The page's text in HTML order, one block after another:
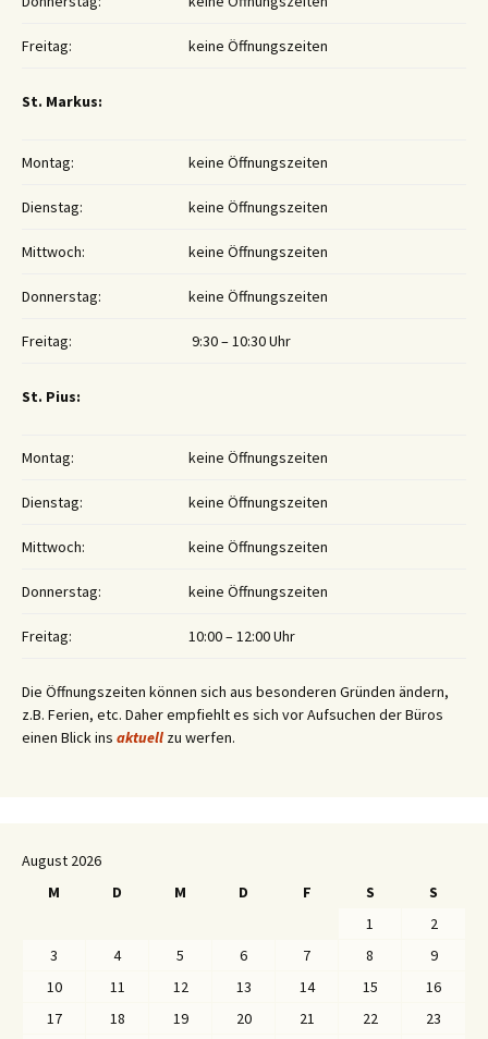
Freitag: keine Öffnungszeiten
St. Markus:
Montag: keine Öffnungszeiten
Dienstag: keine Öffnungszeiten
Mittwoch: keine Öffnungszeiten
Donnerstag: keine Öffnungszeiten
Freitag: 9:30 – 10:30 Uhr
St. Pius:
Montag: keine Öffnungszeiten
Dienstag: keine Öffnungszeiten
Mittwoch: keine Öffnungszeiten
Donnerstag: keine Öffnungszeiten
Freitag: 10:00 – 12:00 Uhr
Die Öffnungszeiten können sich aus besonderen Gründen ändern,
z.B. Ferien, etc. Daher empfiehlt es sich vor Aufsuchen der Büros
einen Blick ins aktuell zu werfen.
August 2026
M
D M D F S
S
1
2
3
4 5 6 7 8
9
10
11 12 13 14 15
16
17
18 19 20 21 22
23